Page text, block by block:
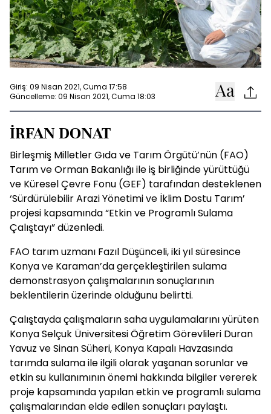
Giriş: 09 Nisan 2021, Cuma 17:58
Güncelleme: 09 Nisan 2021, Cuma 18:03
İRFAN DONAT
Birleşmiş Milletler Gıda ve Tarım Örgütü’nün (FAO)
Tarım ve Orman Bakanlığı ile iş birliğinde yürüttüğü
ve Küresel Çevre Fonu (GEF) tarafından desteklenen
‘Sürdürülebilir Arazi Yönetimi ve İklim Dostu Tarım’
projesi kapsamında “Etkin ve Programlı Sulama
Çalıştayı” düzenledi.
FAO tarım uzmanı Fazıl Düşünceli, iki yıl süresince
Konya ve Karaman’da gerçekleştirilen sulama
demonstrasyon çalışmalarının sonuçlarının
beklentilerin üzerinde olduğunu belirtti.
Çalıştayda çalışmaların saha uygulamalarını yürüten
Konya Selçuk Üniversitesi Öğretim Görevlileri Duran
Yavuz ve Sinan Süheri, Konya Kapalı Havzasında
tarımda sulama ile ilgili olarak yaşanan sorunlar ve
etkin su kullanımının önemi hakkında bilgiler vererek
proje kapsamında yapılan etkin ve programlı sulama
çalışmalarından elde edilen sonuçları paylaştı.